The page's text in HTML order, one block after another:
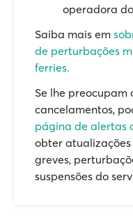
operadora
Saiba mais em
de perturbações
ferries.
Se lhe preocupam
cancelamentos,
página de alertas
obter
greves,
suspensões do